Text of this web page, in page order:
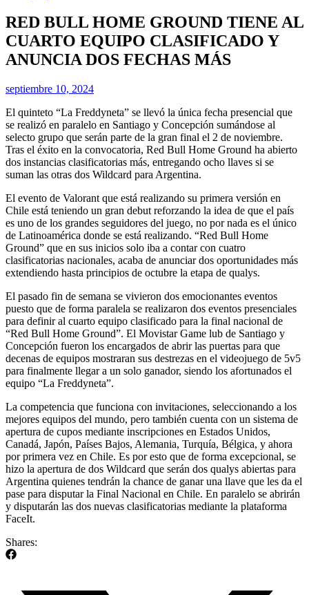
RED BULL HOME GROUND TIENE AL
CUARTO EQUIPO CLASIFICADO Y
ANUNCIA DOS FECHAS MÁS
septiembre 10, 2024
El quinteto “La Freddyneta” se llevó la única fecha presencial que
se realizó en paralelo en Santiago y Concepción sumándose al
selecto grupo que serán parte de la gran final el 2 de noviembre.
Tras el éxito en la convocatoria, Red Bull Home Ground ha abierto
dos instancias clasificatorias más, entregando ocho llaves si se
suman las otras dos Wildcard para Argentina.
El evento de Valorant que está realizando su primera versión en
Chile está teniendo un gran debut reforzando la idea de que el país
es uno de los grandes seguidores del juego, no por nada es el único
de Latinoamérica donde se está realizando. “Red Bull Home
Ground” que en sus inicios solo iba a contar con cuatro
clasificatorias nacionales, acaba de anunciar dos oportunidades más
extendiendo hasta principios de octubre la etapa de qualys.
El pasado fin de semana se vivieron dos emocionantes eventos
puesto que de forma paralela se realizaron dos eventos presenciales
para definir al cuarto equipo clasificado para la final nacional de
“Red Bull Home Ground”. El Movistar Game lub de Santiago y
Concepción fueron los encargados de abrir las puertas para que
decenas de equipos mostraran sus destrezas en el videojuego de 5v5
para finalmente llegar a un solo ganador, siendo los afortunados el
equipo “La Freddyneta”.
La competencia que funciona con invitaciones, seleccionando a los
mejores equipos del mundo, pero también cuenta con un sistema de
apertura de cupos mediante inscripciones en Estados Unidos,
Canadá, Japón, Países Bajos, Alemania, Turquía, Bélgica, y ahora
por primera vez en Chile. Es por esto que de forma excepcional, se
hizo la apertura de dos Wildcard que serán dos qualys abiertas para
Argentina quienes tendrán la chance de ganar una llave que les da el
pase para disputar la Final Nacional en Chile. En paralelo se abrirán
y disputarán las dos nuevas clasificatorias mediante la plataforma
FaceIt.
Shares: